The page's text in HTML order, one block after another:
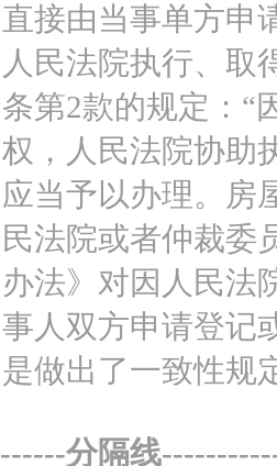
直接由当事单方申
人民法院执行、取
条第2款的规定：“
权，人民法院协助
应当予以办理。房
民法院或者仲裁委
办法》对因人民法
事人双方申请登记
是做出了一致性规
------分隔线